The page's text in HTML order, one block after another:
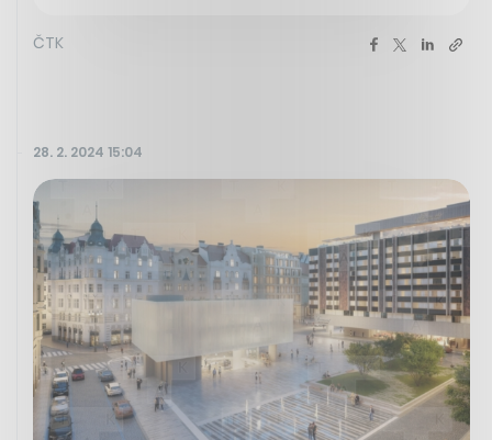
ČTK
28. 2. 2024 15:04